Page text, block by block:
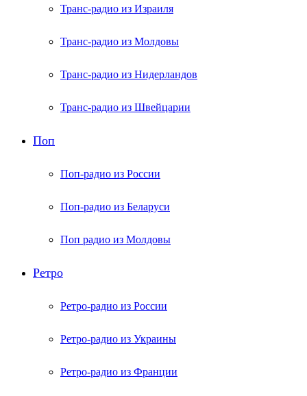
Транс-радио из Израиля
Транс-радио из Молдовы
Транс-радио из Нидерландов
Транс-радио из Швейцарии
Поп
Поп-радио из России
Поп-радио из Беларуси
Поп радио из Молдовы
Ретро
Ретро-радио из России
Ретро-радио из Украины
Ретро-радио из Франции